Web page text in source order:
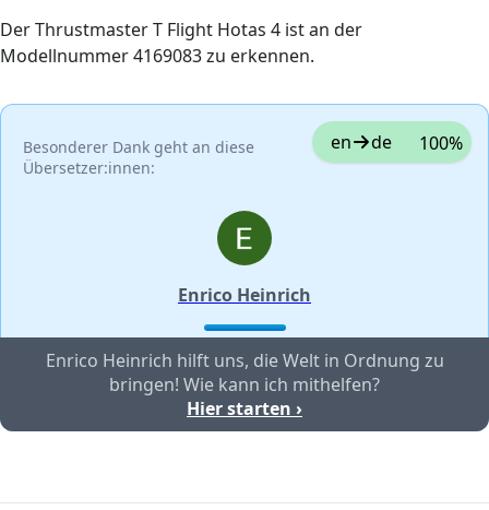
Der Thrustmaster T Flight Hotas 4 ist an der
Modellnummer 4169083 zu erkennen.
Besonderer Dank geht an diese
Übersetzer:innen:
en de 100%
Enrico Heinrich
Enrico Heinrich hilft uns, die Welt in Ordnung zu
bringen! Wie kann ich mithelfen?
Hier starten ›